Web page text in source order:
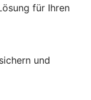
für Ihren
und